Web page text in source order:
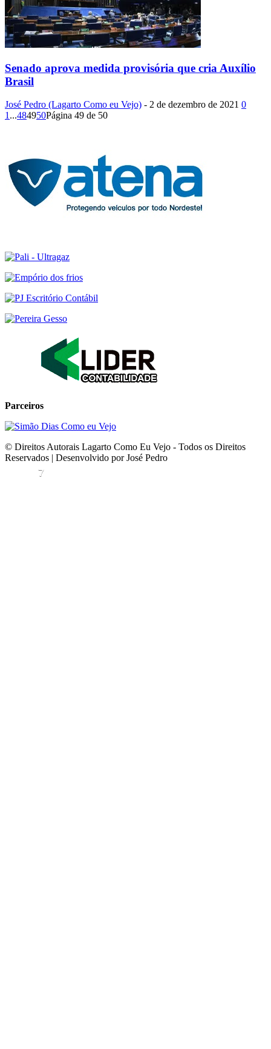
Senado aprova medida provisória que cria Auxílio
Brasil
José Pedro (Lagarto Como eu Vejo) - 2 de dezembro de 2021 0
1...484950Página 49 de 50
Parceiros
© Direitos Autorais Lagarto Como Eu Vejo - Todos os Direitos
Reservados | Desenvolvido por José Pedro
7